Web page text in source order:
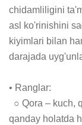
chidamliligini
asl ko'rinishini
kiyimlari bilan
darajada
• Ranglar:
qanday holatda